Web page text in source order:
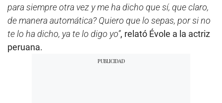
para siempre otra vez y me ha dicho que sí, que claro,
de manera automática? Quiero que lo sepas, por si no
te lo ha dicho, ya te lo digo yo”, relató Évole a la actriz
peruana.